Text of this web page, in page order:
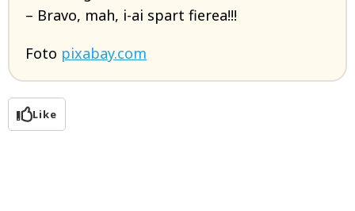
– Bravo, mah, i-ai spart fierea!!!
Foto pixabay.com
Like